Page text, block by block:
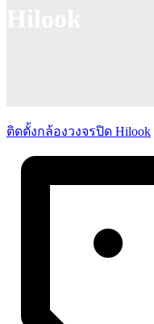
ติดตั้งกล้องวงจรปิด Hilook